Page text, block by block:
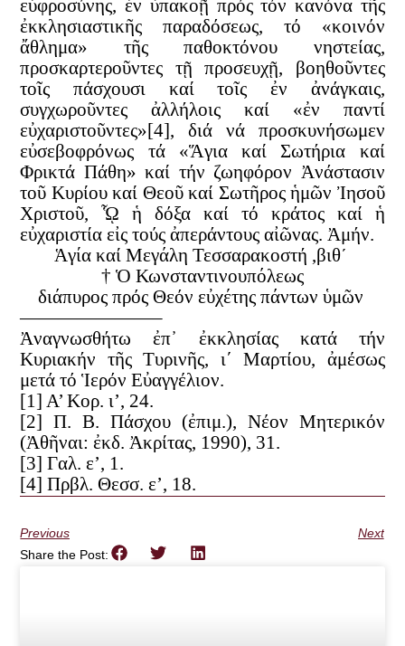
εὐφροσύνης, ἐν ὑπακοῇ πρός τόν κανόνα τῆς
ἐκκλησιαστικῆς παραδόσεως, τό «κοινόν
ἄθλημα» τῆς παθοκτόνου νηστείας,
προσκαρτεροῦντες τῇ προσευχῇ, βοηθοῦντες
τοῖς πάσχουσι καί τοῖς ἐν ἀνάγκαις,
συγχωροῦντες ἀλλήλοις καί «ἐν παντί
εὐχαριστοῦντες»[4], διά νά προσκυνήσωμεν
εὐσεβοφρόνως τά «Ἅγια καί Σωτήρια καί
Φρικτά Πάθη» καί τήν ζωηφόρον Ἀνάστασιν
τοῦ Κυρίου καί Θεοῦ καί Σωτῆρος ἡμῶν Ἰησοῦ
Χριστοῦ, ᾯ ἡ δόξα καί τό κράτος καί ἡ
εὐχαριστία εἰς τούς ἀπεράντους αἰῶνας. Ἀμήν.
Ἁγία καί Μεγάλη Τεσσαρακοστή ,βιθ´
† Ὁ Κωνσταντινουπόλεως
διάπυρος πρός Θεόν εὐχέτης πάντων ὑμῶν
———————–
Ἀναγνωσθήτω ἐπ᾿ ἐκκλησίας κατά τήν
Κυριακήν τῆς Τυρινῆς, ι΄ Μαρτίου, ἀμέσως
μετά τό Ἱερόν Εὐαγγέλιον.
[1] Α’ Κορ. ι’, 24.
[2] Π. Β. Πάσχου (ἐπιμ.), Νέον Μητερικόν
(Ἀθῆναι: ἐκδ. Ἀκρίτας, 1990), 31.
[3] Γαλ. ε’, 1.
[4] Πρβλ. Θεσσ. ε’, 18.
Previous
Next
Share the Post: